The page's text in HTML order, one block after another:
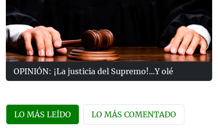
OPINIÓN: ¡La justicia del Supremo!...Y olé
LO MÁS LEÍDO LO MÁS COMENTADO